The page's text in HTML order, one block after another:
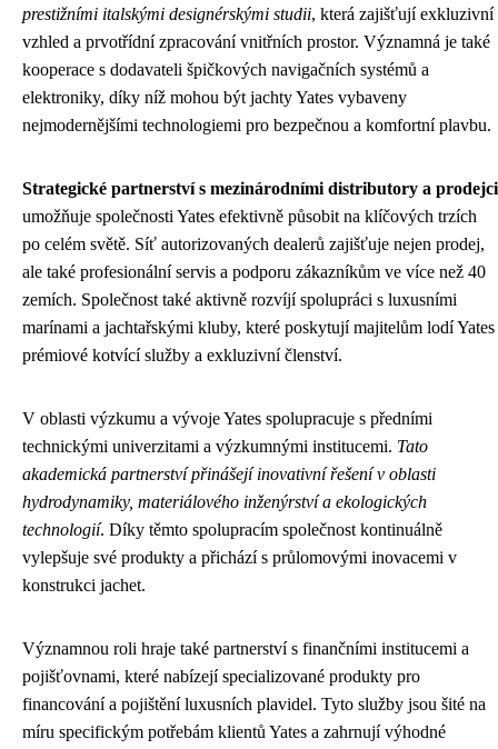
prestižními italskými designérskými studii, která zajišťují exkluzivní
vzhled a prvotřídní zpracování vnitřních prostor. Významná je také
kooperace s dodavateli špičkových navigačních systémů a
elektroniky, díky níž mohou být jachty Yates vybaveny
nejmodernějšími technologiemi pro bezpečnou a komfortní plavbu.
Strategické partnerství s mezinárodními distributory a prodejci
umožňuje společnosti Yates efektivně působit na klíčových trzích
po celém světě. Síť autorizovaných dealerů zajišťuje nejen prodej,
ale také profesionální servis a podporu zákazníkům ve více než 40
zemích. Společnost také aktivně rozvíjí spolupráci s luxusními
marínami a jachtařskými kluby, které poskytují majitelům lodí Yates
prémiové kotvící služby a exkluzivní členství.
V oblasti výzkumu a vývoje Yates spolupracuje s předními
technickými univerzitami a výzkumnými institucemi. Tato
akademická partnerství přinášejí inovativní řešení v oblasti
hydrodynamiky, materiálového inženýrství a ekologických
technologií. Díky těmto spolupracím společnost kontinuálně
vylepšuje své produkty a přichází s průlomovými inovacemi v
konstrukci jachet.
Významnou roli hraje také partnerství s finančními institucemi a
pojišťovnami, které nabízejí specializované produkty pro
financování a pojištění luxusních plavidel. Tyto služby jsou šité na
míru specifickým potřebám klientů Yates a zahrnují výhodné